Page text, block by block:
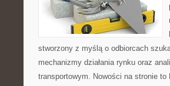
stworzony z myślą o odbiorcach
mechanizmy działania rynku oraz
transportowym. Nowości na stronie